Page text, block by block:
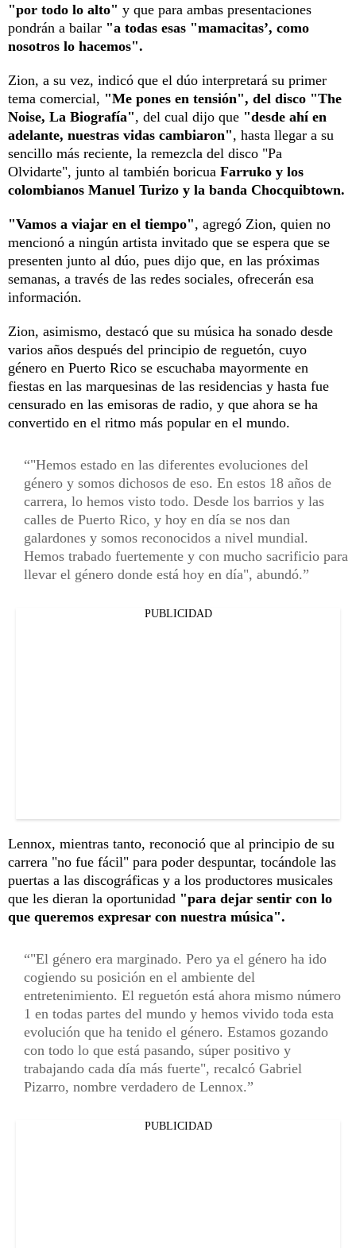
"por todo lo alto" y que para ambas presentaciones
pondrán a bailar "a todas esas "mamacitas’, como
nosotros lo hacemos".
Zion, a su vez, indicó que el dúo interpretará su primer
tema comercial, "Me pones en tensión", del disco "The
Noise, La Biografía", del cual dijo que "desde ahí en
adelante, nuestras vidas cambiaron", hasta llegar a su
sencillo más reciente, la remezcla del disco "Pa
Olvidarte", junto al también boricua Farruko y los
colombianos Manuel Turizo y la banda Chocquibtown.
"Vamos a viajar en el tiempo", agregó Zion, quien no
mencionó a ningún artista invitado que se espera que se
presenten junto al dúo, pues dijo que, en las próximas
semanas, a través de las redes sociales, ofrecerán esa
información.
Zion, asimismo, destacó que su música ha sonado desde
varios años después del principio de reguetón, cuyo
género en Puerto Rico se escuchaba mayormente en
fiestas en las marquesinas de las residencias y hasta fue
censurado en las emisoras de radio, y que ahora se ha
convertido en el ritmo más popular en el mundo.
"Hemos estado en las diferentes evoluciones del
género y somos dichosos de eso. En estos 18 años de
carrera, lo hemos visto todo. Desde los barrios y las
calles de Puerto Rico, y hoy en día se nos dan
galardones y somos reconocidos a nivel mundial.
Hemos trabado fuertemente y con mucho sacrificio para
llevar el género donde está hoy en día", abundó.
PUBLICIDAD
Lennox, mientras tanto, reconoció que al principio de su
carrera "no fue fácil" para poder despuntar, tocándole las
puertas a las discográficas y a los productores musicales
que les dieran la oportunidad "para dejar sentir con lo
que queremos expresar con nuestra música".
"El género era marginado. Pero ya el género ha ido
cogiendo su posición en el ambiente del
entretenimiento. El reguetón está ahora mismo número
1 en todas partes del mundo y hemos vivido toda esta
evolución que ha tenido el género. Estamos gozando
con todo lo que está pasando, súper positivo y
trabajando cada día más fuerte", recalcó Gabriel
Pizarro, nombre verdadero de Lennox.
PUBLICIDAD